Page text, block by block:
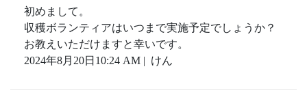
初めまして。
収穫ボランティアはいつまで実施予定でしょうか？
お教えいただけますと幸いです。
2024年8月20日10:24 AM | けん